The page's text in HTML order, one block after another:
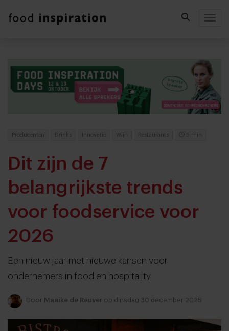
Producenten Drinks Innovatie Wijn Restaurants 5 min
Dit zijn de 7
belangrijkste trends
voor foodservice voor
2026
Een nieuw jaar met nieuwe kansen voor
ondernemers in food en hospitality
Door Maaike de Reuver op dinsdag 30 december 2025